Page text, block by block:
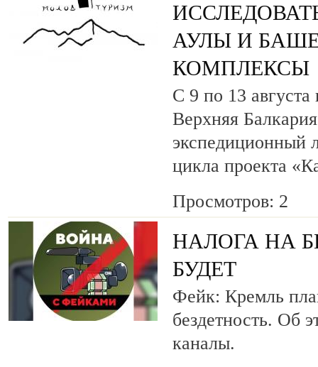
АУЛЫ И
КОМПЛЕКСЫ
С 9 по 13 августа
Верхняя
экспедиционный
цикла проекта
Просмотров: 2
НАЛОГА НА
БУДЕТ
Фейк: Кремль
бездетность. Об
каналы.